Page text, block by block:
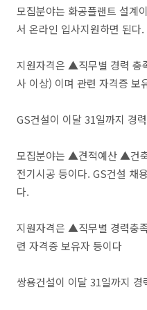
모집분야는 화공플랜트 설계
서 온라인 입사지원하면 된다.
지원자격은 ▲직무별 경력
사 이상) 이며 관련 자격증 보
GS건설이 이달 31일까지 경
모집분야는 ▲견적예산 ▲건
전기시공 등이다. GS건설 채
다.
지원자격은 ▲직무별 경력충
련 자격증 보유자 등이다
쌍용건설이 이달 31일까지 경